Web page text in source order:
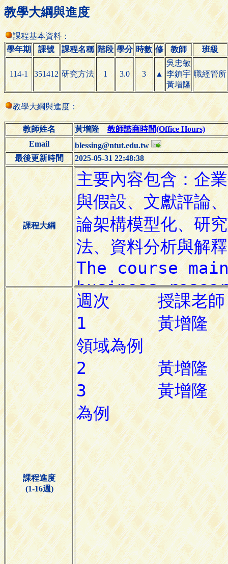
教學大綱與進度
課程基本資料：
學年期
課號 課程名稱 階段 學分 時數 修 教師 班級
114-1 351412 研究方法 1 3.0 3 ▲
吳忠敏
李鎮宇
黃增隆
職經管所
教學大綱與進度：
教師姓名 黃增隆教師諮商時間(Office Hours)
Email
blessing@ntut.edu.tw
最後更新時間
2025-05-31 22:48:38
課程大綱
課程進度
(1-16週)